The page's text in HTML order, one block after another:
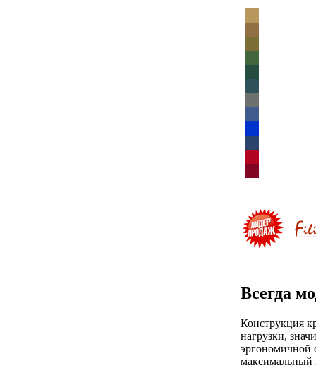
Всегда
Конструкция
нагрузки,
эргономичной
максимальный